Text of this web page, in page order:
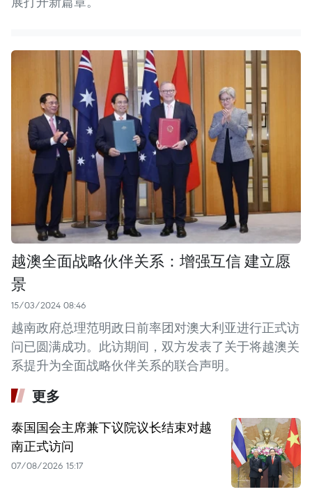
越澳全面战略伙伴关系：增强互信 建立愿
景
15/03/2024 08:46
越南政府总理范明政日前率团对澳大利亚进行正式访
问已圆满成功。此访期间，双方发表了关于将越澳关
系提升为全面战略伙伴关系的联合声明。
更多
泰国国会主席兼下议院议长结束对越
南正式访问
07/08/2026 15:17